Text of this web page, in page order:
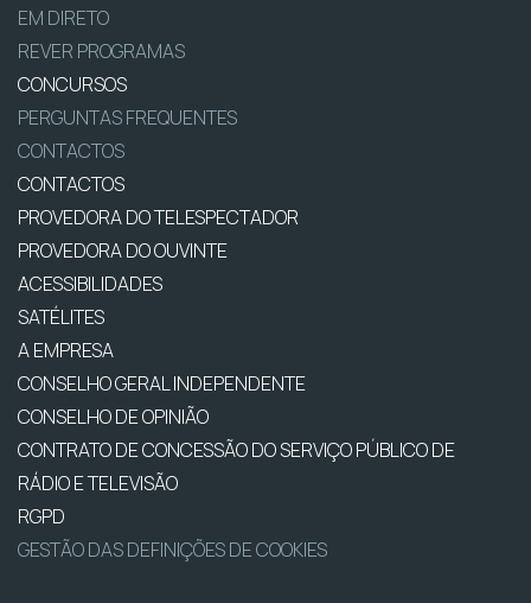
EM DIRETO
REVER PROGRAMAS
CONCURSOS
PERGUNTAS FREQUENTES
CONTACTOS
CONTACTOS
PROVEDORA DO TELESPECTADOR
PROVEDORA DO OUVINTE
ACESSIBILIDADES
SATÉLITES
A EMPRESA
CONSELHO GERAL INDEPENDENTE
CONSELHO DE OPINIÃO
CONTRATO DE CONCESSÃO DO SERVIÇO PÚBLICO DE
RÁDIO E TELEVISÃO
RGPD
GESTÃO DAS DEFINIÇÕES DE COOKIES